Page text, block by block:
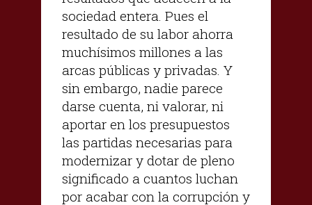
sociedad entera. Pues el
resultado de su labor ahorra
muchísimos millones a las
arcas públicas y privadas. Y
sin embargo, nadie parece
darse cuenta, ni valorar, ni
aportar en los presupuestos
las partidas necesarias para
modernizar y dotar de pleno
significado a cuantos luchan
por acabar con la corrupción y